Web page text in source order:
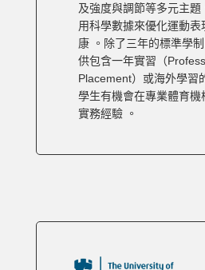
及強度與調節等多元主題
用科學數據來優化運動表
康 。除了三年的標準學
供包含一年實習（
Placement）或海外學習
學生有機會在專業體育機
實務經驗 。